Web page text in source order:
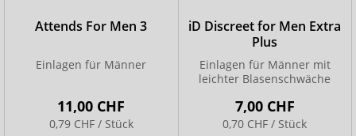
Attends For Men 3
Einlagen für Männer
11,00 CHF
0,79 CHF / Stück
iD Discreet for Men Extra
Plus
Einlagen für Männer mit
leichter Blasenschwäche
7,00 CHF
0,70 CHF / Stück